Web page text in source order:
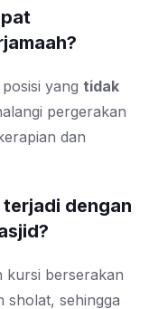
yang tidak
pergerakan
dan
dengan
kursi berserakan
sholat, sehingga